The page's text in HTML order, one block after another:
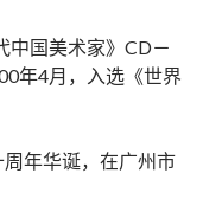
中国美术家》CD－
年4月，入选《世界
年华诞，在广州市